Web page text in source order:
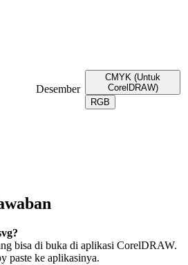
Desember
CMYK (Untuk
CorelDRAW)
RGB
bisa di buka di aplikasi CorelDRAW.
paste ke aplikasinya.